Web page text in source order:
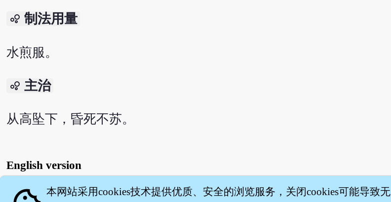
bubble_chart 制法用量
水煎服。
bubble_chart 主治
从高坠下，昏死不苏。
English version
本网站采用cookies技术提供优质、安全的浏览服务，关闭cookies可能导致无